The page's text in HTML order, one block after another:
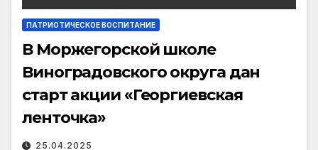
ПАТРИОТИЧЕСКОЕ ВОСПИТАНИЕ
В Моржегорской школе
Виноградовского округа дан
старт акции «Георгиевская
ленточка»
25.04.2025